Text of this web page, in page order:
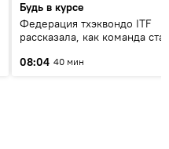
Будь в курсе
Федерация тхэквондо ITF
рассказала, как команда
08:04 40 мин